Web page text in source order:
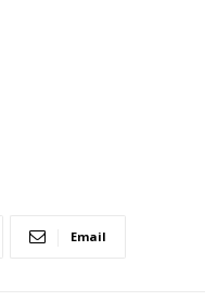
Email